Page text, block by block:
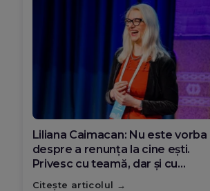
Diana Olar, românca de la Google
care demonstrează că diaspora
poate schimba România
Citește articolul